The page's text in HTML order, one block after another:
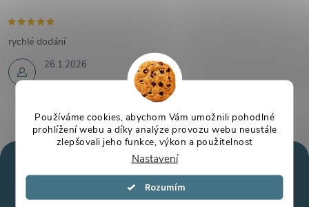
Používáme cookies, abychom Vám umožnili pohodlné
prohlížení webu a díky analýze provozu webu neustále
zlepšovali jeho funkce, výkon a použitelnost
Nastavení
Souhlasím
26.1.2026
rychlé dodání
Mějte přehled o novinkách
a slevách